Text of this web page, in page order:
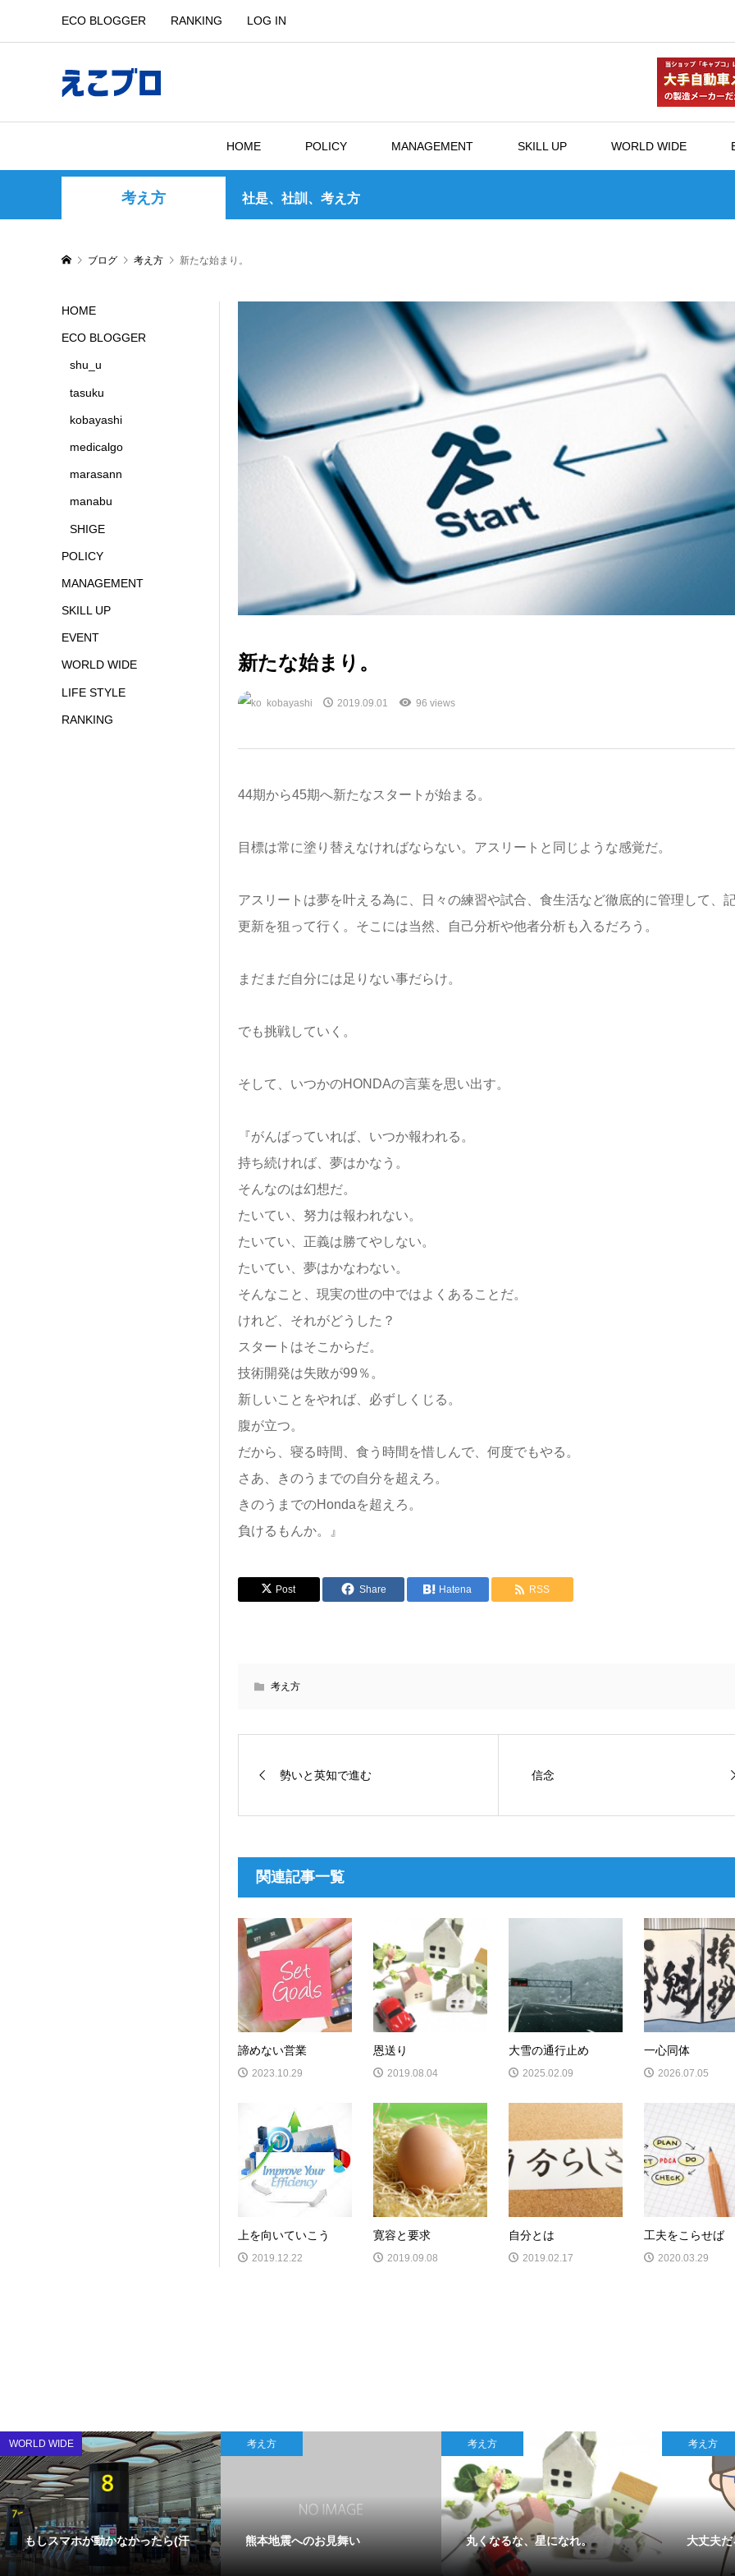
ECO BLOGGER RANKING LOG IN
HOME POLICY MANAGEMENT SKILL UP WORLD WIDE
考え方 社是、社訓、考え方
ブログ 考え方 新たな始まり。
新たな始まり。
kobayashi 2019.09.01 96 views
44期から45期へ新たなスタートが始まる。
目標は常に塗り替えなければならない。アスリートと同じような感覚だ。
アスリートは夢を叶える為に、日々の練習や試合、食生活など徹底的に管理して、
更新を狙って行く。そこには当然、自己分析や他者分析も入るだろう。
まだまだ自分には足りない事だらけ。
でも挑戦していく。
そして、いつかのHONDAの言葉を思い出す。
『がんばっていれば、いつか報われる。
持ち続ければ、夢はかなう。
そんなのは幻想だ。
たいてい、努力は報われない。
たいてい、正義は勝てやしない。
たいてい、夢はかなわない。
そんなこと、現実の世の中ではよくあることだ。
けれど、それがどうした？
スタートはそこからだ。
技術開発は失敗が99％。
新しいことをやれば、必ずしくじる。
腹が立つ。
だから、寝る時間、食う時間を惜しんで、何度でもやる。
さあ、きのうまでの自分を超えろ。
きのうまでのHondaを超えろ。
負けるもんか。』
Post Share Hatena RSS
考え方
勢いと英知で進む 信念
関連記事一覧
諦めない営業
2023.10.29
恩送り
2019.08.04
大雪の通行止め
2025.02.09
一心同体
2026.07.05
上を向いていこう
2019.12.22
寛容と要求
2019.09.08
自分とは
2019.02.17
工夫をこらせば
2020.03.29
HOME
ECO BLOGGER
shu_u
tasuku
kobayashi
medicalgo
marasann
manabu
SHIGE
POLICY
MANAGEMENT
SKILL UP
EVENT
WORLD WIDE
LIFE STYLE
RANKING
WORLD WIDE
もしスマホが動かなかったら(汗
考え方
熊本地震へのお見舞い
考え方
丸くなるな、星になれ。
考え方
大丈夫